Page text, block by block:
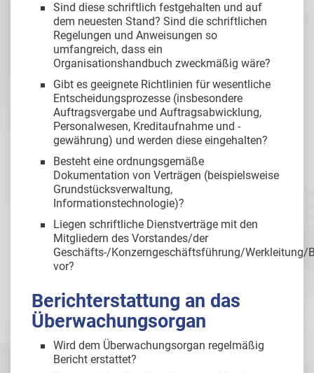
Sind diese schriftlich festgehalten und auf
dem neuesten Stand? Sind die schriftlichen
Regelungen und Anweisungen so
umfangreich, dass ein
Organisationshandbuch zweckmäßig wäre?
Gibt es geeignete Richtlinien für wesentliche
Entscheidungsprozesse (insbesondere
Auftragsvergabe und Auftragsabwicklung,
Personalwesen, Kreditaufnahme und -
gewährung) und werden diese eingehalten?
Besteht eine ordnungsgemäße
Dokumentation von Verträgen (beispielsweise
Grundstücksverwaltung,
Informationstechnologie)?
Liegen schriftliche Dienstverträge mit den
Mitgliedern des Vorstandes/der
Geschäfts-/Konzerngeschäftsführung/Werkleitung/
vor?
Berichterstattung an das
Überwachungsorgan
Wird dem Überwachungsorgan regelmäßig
Bericht erstattet?